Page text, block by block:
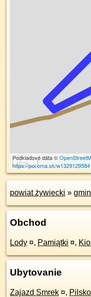
10 m
Podkladové dáta ©
https://poi.oma.sk/w1329129584
powiat żywiecki »
Obchod
Lody ¤, Pamiątki ¤,
Ubytovanie
Zajazd Smrek ¤, Pilsko